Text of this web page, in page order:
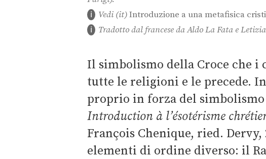
Vedi (it)Introduzione a una metafisica
Tradotto dal francese da Aldo La Fata e
Il simbolismo della Croce che
tutte le religioni e le precede.
proprio in forza del
Introduction à l’ésotérisme
François Chenique, ried.
elementi di ordine diverso: il